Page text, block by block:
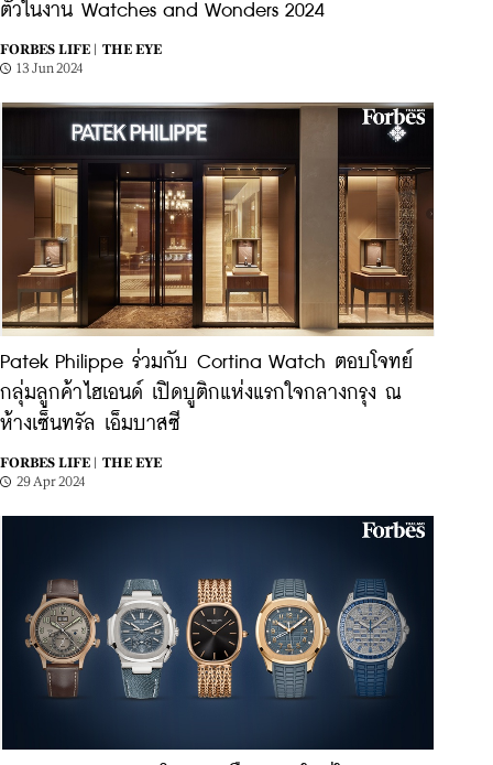
ตัวในงาน Watches and Wonders 2024
FORBES LIFE |
THE EYE
13 Jun 2024
Patek Philippe ร่วมกับ Cortina Watch ตอบโจทย์
กลุ่มลูกค้าไฮเอนด์ เปิดบูติกแห่งแรกใจกลางกรุง ณ
ห้างเซ็นทรัล เอ็มบาสซี
FORBES LIFE |
THE EYE
29 Apr 2024